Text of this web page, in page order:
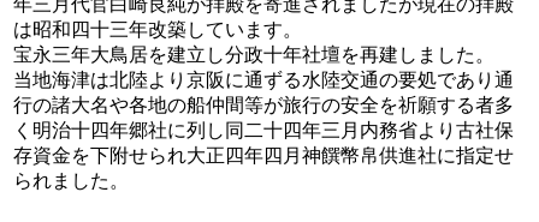
年三月代官白崎良純が拝殿を寄進されましたが現在の拝殿
は昭和四十三年改築しています。
宝永三年大鳥居を建立し分政十年社壇を再建しました。
当地海津は北陸より京阪に通ずる水陸交通の要処であり通
行の諸大名や各地の船仲間等が旅行の安全を祈願する者多
く明治十四年郷社に列し同二十四年三月内務省より古社保
存資金を下附せられ大正四年四月神饌幣帛供進社に指定せ
られました。